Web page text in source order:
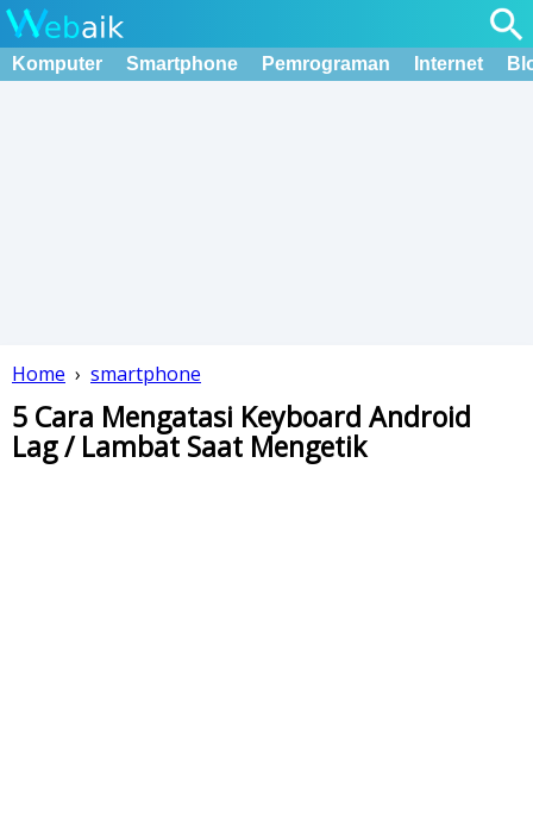
Komputer Smartphone Pemrograman Internet
Home › smartphone
5 Cara Mengatasi Keyboard Android
Lag / Lambat Saat Mengetik